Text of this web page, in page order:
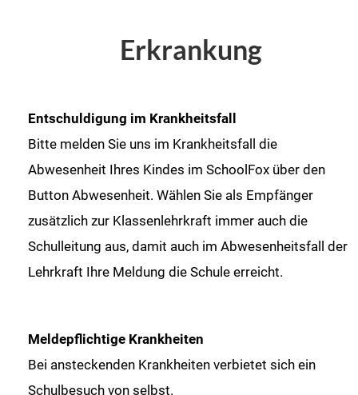
Erkrankung
Entschuldigung im Krankheitsfall
Bitte melden Sie uns im Krankheitsfall die
Abwesenheit Ihres Kindes im SchoolFox über den
Button Abwesenheit. Wählen Sie als Empfänger
zusätzlich zur Klassenlehrkraft immer auch die
Schulleitung aus, damit auch im Abwesenheitsfall der
Lehrkraft Ihre Meldung die Schule erreicht.
Meldepflichtige Krankheiten
Bei ansteckenden Krankheiten verbietet sich ein
Schulbesuch von selbst.